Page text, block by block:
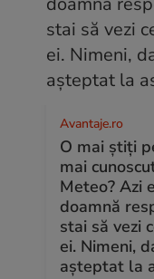
Avantaje.ro
O mai știți
mai
Meteo? Azi
doamnă
stai să vezi
ei. Nimeni,
așteptat la